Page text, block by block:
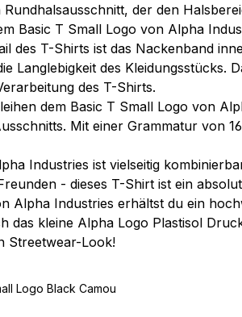
der den
Basic T Small Logo von Alpha
des T-Shirts ist das Nackenband
Langlebigkeit des
des T-Shirts.
dem Basic T Small Logo von
Mit einer Grammatur von
Industries ist vielseitig
- dieses T-Shirt ist ein
Alpha Industries erhältst du ein
das kleine Alpha Logo Plastisol
Streetwear-Look!